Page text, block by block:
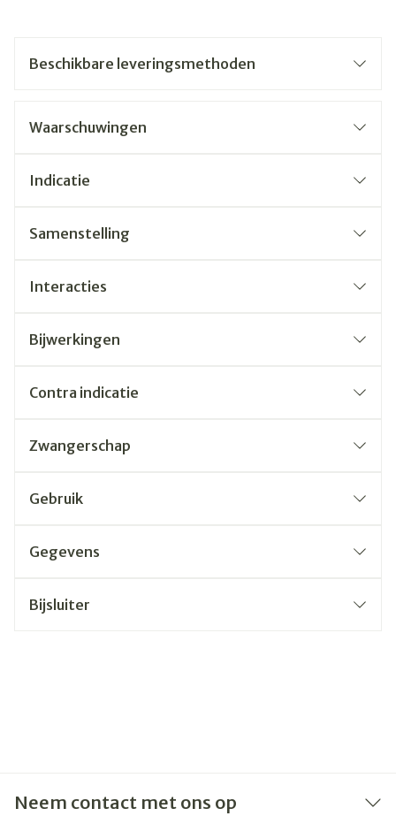
Beschikbare leveringsmethoden
Waarschuwingen
Indicatie
Samenstelling
Interacties
Bijwerkingen
Contra indicatie
Zwangerschap
Gebruik
Gegevens
Bijsluiter
Neem contact met ons op